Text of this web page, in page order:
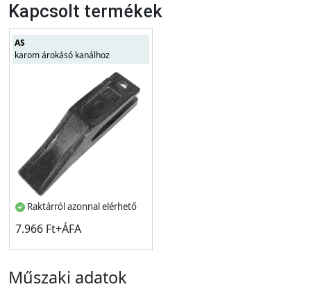
Kapcsolt termékek
AS
karom árokásó kanálhoz
Raktárról azonnal elérhető
7.966 Ft+ÁFA
Műszaki adatok